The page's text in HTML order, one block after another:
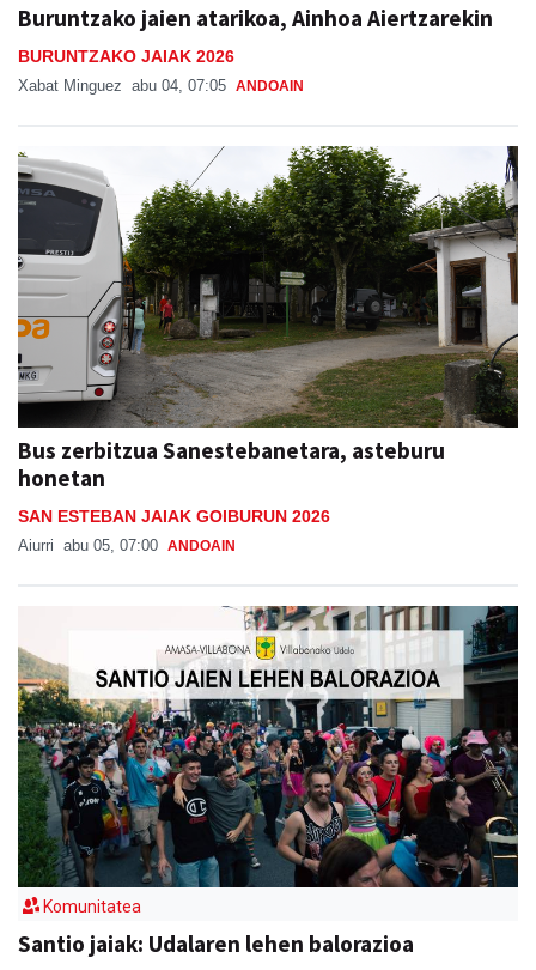
Buruntzako jaien atarikoa, Ainhoa Aiertzarekin
BURUNTZAKO JAIAK 2026
Xabat Minguez abu 04, 07:05 ANDOAIN
Bus zerbitzua Sanestebanetara, asteburu
honetan
SAN ESTEBAN JAIAK GOIBURUN 2026
Aiurri abu 05, 07:00 ANDOAIN
Komunitatea
Santio jaiak: Udalaren lehen balorazioa